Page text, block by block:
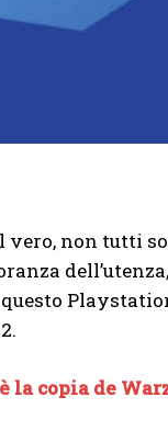
vero, non tutti
la copia de